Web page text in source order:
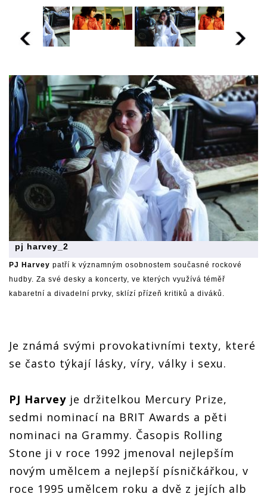
pj harvey_2
PJ Harvey patří k významným osobnostem současné rockové
hudby. Za své desky a koncerty, ve kterých využívá téměř
kabaretní a divadelní prvky, sklízí přízeň kritiků a diváků.
Je známá svými provokativními texty, které
se často týkají lásky, víry, války i sexu.
PJ Harvey je držitelkou Mercury Prize,
sedmi nominací na BRIT Awards a pěti
nominaci na Grammy. Časopis Rolling
Stone ji v roce 1992 jmenoval nejlepším
novým umělcem a nejlepší písničkářkou, v
roce 1995 umělcem roku a dvě z jejích alb